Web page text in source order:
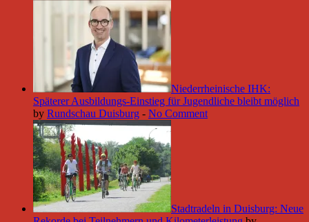
Niederrheinische IHK:
Späterer Ausbildungs-Einstieg für Jugendliche bleibt möglich
by Rundschau Duisburg - No Comment
Stadtradeln in Duisburg: Neue